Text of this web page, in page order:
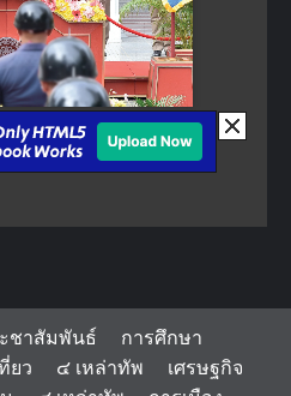
ชาสัมพันธ์
การศึกษา
ยว ๔ เหล่าทัพ
เศรษฐกิจ